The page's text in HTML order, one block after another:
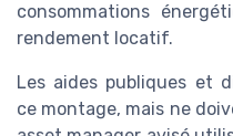
consommations
rendement locatif.
Les aides publiques et
ce montage, mais ne